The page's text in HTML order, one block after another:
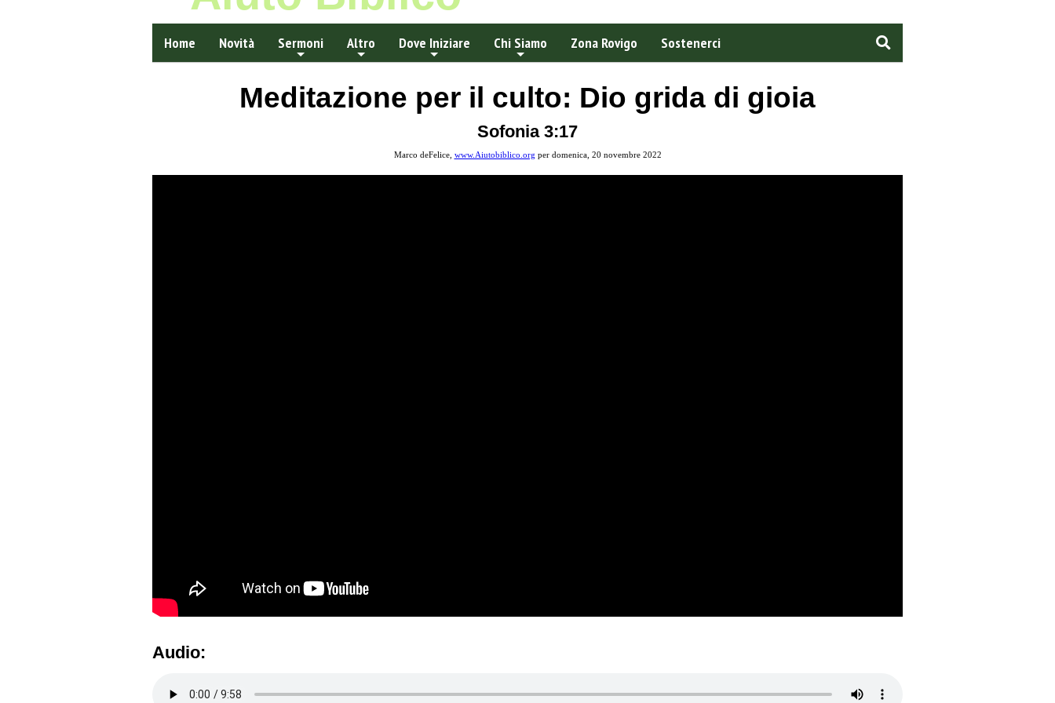
Home Novità Sermoni Altro Dove Iniziare Chi Siamo Zona Rovigo Sostenerci
Meditazione per il culto: Dio grida di gioia
Sofonia 3:17
Marco deFelice, www.Aiutobiblico.org per domenica, 20 novembre 2022
Audio: